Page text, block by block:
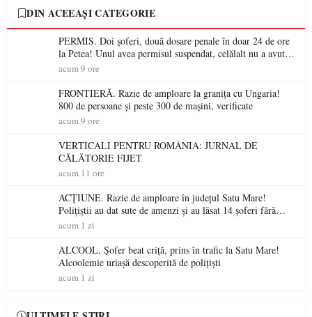
DIN ACEEAȘI CATEGORIE
PERMIS. Doi șoferi, două dosare penale în doar 24 de ore
la Petea! Unul avea permisul suspendat, celălalt nu a avut
niciodată permis
acum 9 ore
FRONTIERĂ. Razie de amploare la granița cu Ungaria!
800 de persoane și peste 300 de mașini, verificate
acum 9 ore
VERTICALI PENTRU ROMÂNIA: JURNAL DE
CĂLĂTORIE FIJET
acum 11 ore
ACȚIUNE. Razie de amploare în județul Satu Mare!
Polițiștii au dat sute de amenzi și au lăsat 14 șoferi fără
permis într-o singură zi
acum 1 zi
ALCOOL. Șofer beat criță, prins în trafic la Satu Mare!
Alcoolemie uriașă descoperită de polițiști
acum 1 zi